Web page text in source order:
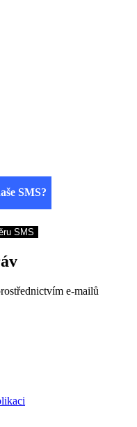
SMS?
SMS
e-mailů